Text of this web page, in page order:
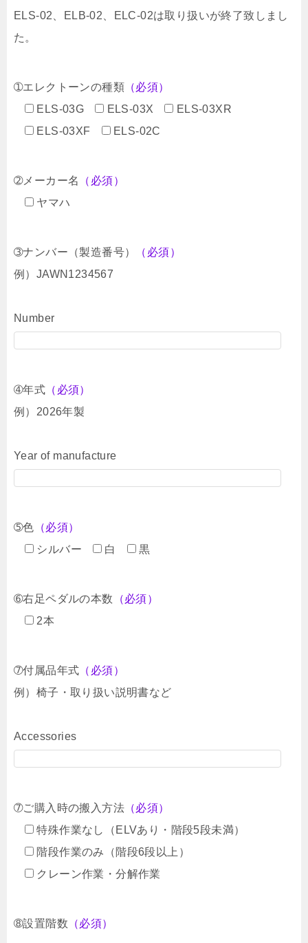
ELS-02、ELB-02、ELC-02は取り扱いが終了致しまし
た。
➀エレクトーンの種類 （必須）
ELS-03G
ELS-03X
ELS-03XR
ELS-03XF
ELS-02C
➁メーカー名
（必須）
ヤマハ
➂ナンバー（製造番号）
（必須）
例）JAWN1234567
Number
➃年式 （必須）
例）2026年製
Year of manufacture
➄色 （必須）
シルバー
白 黒
➅右足ペダルの本数 （必須）
2本
➆付属品年式 （必須）
例）椅子・取り扱い説明書など
Accessories
➆ご購入時の搬入方法 （必須）
特殊作業なし（ELVあり・階段5段未満）
階段作業のみ（階段6段以上）
クレーン作業・分解作業
➇設置階数 （必須）